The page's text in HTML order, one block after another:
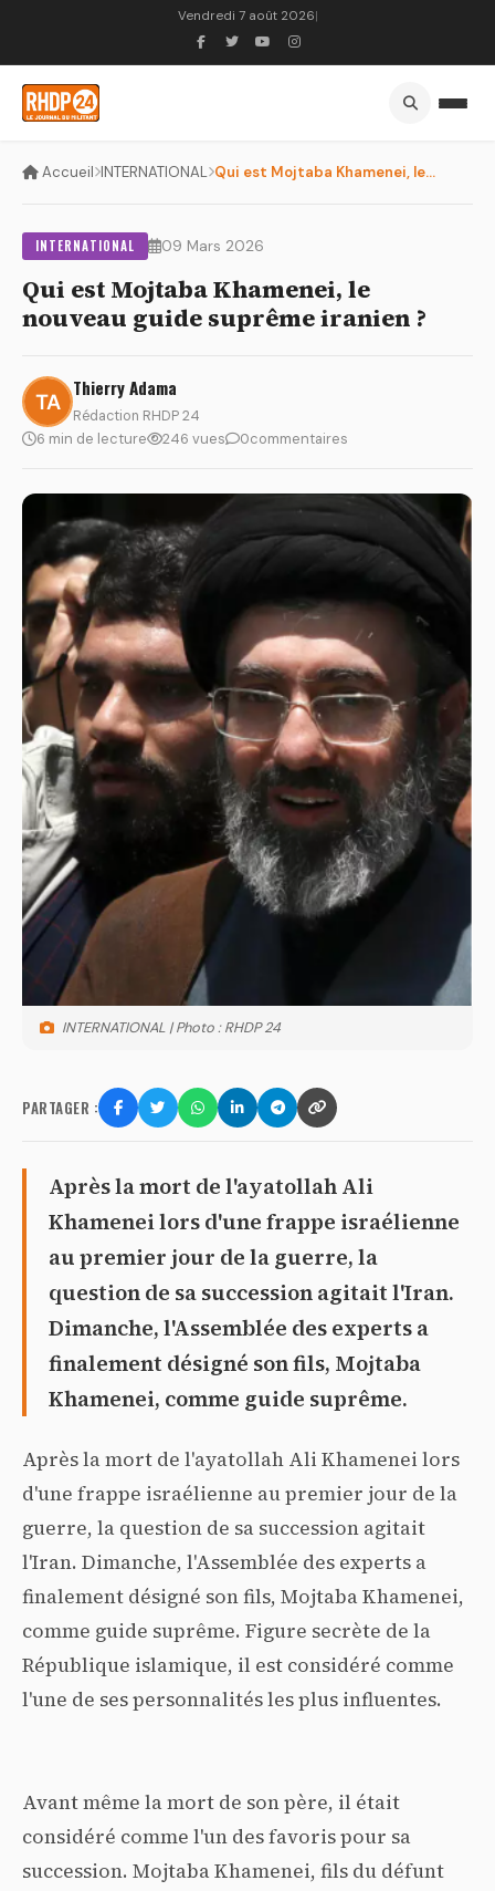
Vendredi 7 août 2026|
Accueil INTERNATIONAL Qui est Mojtaba Khamenei, le nouveau guide suprême iranien ?
INTERNATIONAL 09 Mars 2026
Qui est Mojtaba Khamenei, le
nouveau guide suprême iranien ?
Thierry Adama
Rédaction RHDP 24
6 min de lecture 246 vues 0commentaires
INTERNATIONAL | Photo : RHDP 24
PARTAGER :
Après la mort de l'ayatollah Ali
Khamenei lors d'une frappe israélienne
au premier jour de la guerre, la
question de sa succession agitait l'Iran.
Dimanche, l'Assemblée des experts a
finalement désigné son fils, Mojtaba
Khamenei, comme guide suprême.
Après la mort de l'ayatollah Ali Khamenei lors
d'une frappe israélienne au premier jour de la
guerre, la question de sa succession agitait
l'Iran. Dimanche, l'Assemblée des experts a
finalement désigné son fils, Mojtaba Khamenei,
comme guide suprême. Figure secrète de la
République islamique, il est considéré comme
l'une de ses personnalités les plus influentes.
Avant même la mort de son père, il était
considéré comme l'un des favoris pour sa
succession. Mojtaba Khamenei, fils du défunt